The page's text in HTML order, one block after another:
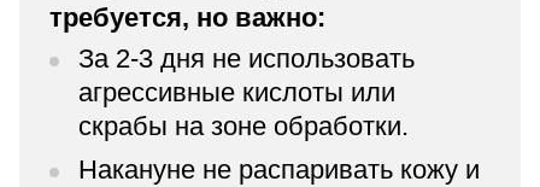
требуется, но важно:
За 2-3 дня не использовать
агрессивные кислоты или
скрабы на зоне обработки.
Накануне не распаривать кожу и